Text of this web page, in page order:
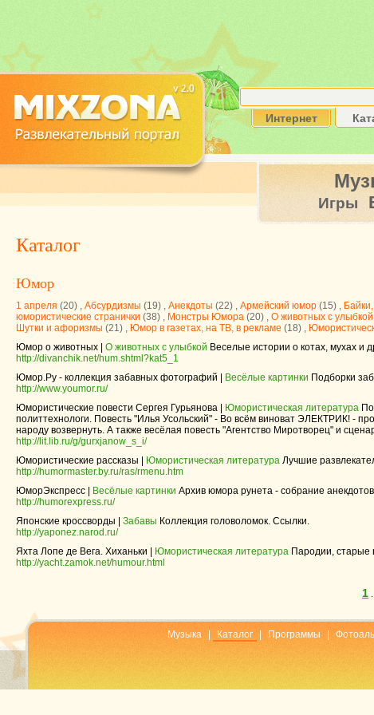
Интернет
Игры
Каталог
Юмор
1 апреля (20) , Абсурдизмы (19) , Анекдоты (22) , Армейский юмор (15) ,
юмористические странички (38) , Монстры Юмора (20) , О животных с улыбкой
Шутки и афоризмы (21) , Юмор в газетах, на ТВ, в рекламе (18) ,
Юмор о животных | О животных с улыбкой Веселые истории о котах, мухах и
http://divanchik.net/hum.shtml?kat5_1
Юмор.Ру - коллекция забавных фотографий |
Весёлые картинки Подборки
http://www.youmor.ru/
Юмористические повести Сергея Гурьянова |
Юмористическая литература
политтехнологи. Повесть "Илья Усольский" - Во всём виноват ЭЛЕКТРИК! -
народу возвернуть. А также весёлая повесть "Агентство Миротворец" и
http://lit.lib.ru/g/gurxjanow_s_i/
Юмористические рассказы |
Юмористическая литература Лучшие
http://humormaster.by.ru/ras/rmenu.htm
ЮморЭкспресс |
Весёлые картинки Архив юмора рунета - собрание
http://humorexpress.ru/
Японские кроссворды | Забавы Коллекция головоломок. Ссылки.
http://yaponez.narod.ru/
Яхта Лопе де Вега. Хиханьки |
Юмористическая литература Пародии, старые
http://yacht.zamok.net/humour.html
1
Музыка Каталог Программы